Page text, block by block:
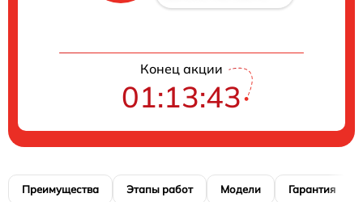
Конец акции
01:13:42
Преимущества Этапы работ Модели Гарантия